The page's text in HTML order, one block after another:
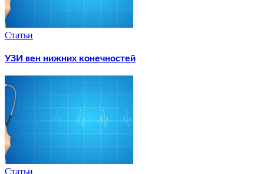
Статьи
УЗИ вен нижних конечностей
Статьи